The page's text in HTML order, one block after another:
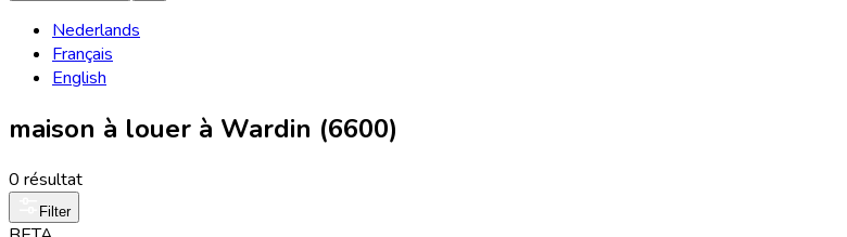
Nederlands
Français
English
maison à louer à Wardin (6600)
0 résultat
Filter